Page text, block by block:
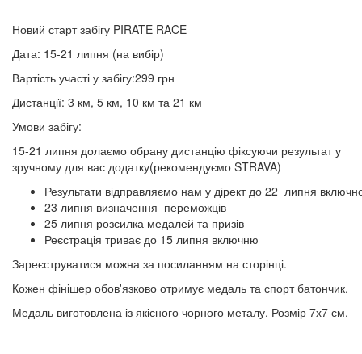
Новий старт забігу PIRATE RACE
Дата: 15-21 липня (на вибір)
Вартість участі у забігу:299 грн
Дистанції: 3 км, 5 км, 10 км та 21 км
Умови забігу:
15-21 липня долаємо обрану дистанцію фіксуючи результат у
зручному для вас додатку(рекомендуємо STRAVA)
Результати відправляємо нам у дірект до 22 липня
23 липня визначення переможців
25 липня розсилка медалей та призів
Реєстрація триває до 15 липня включню
Зареєструватися можна за посиланням на сторінці.
Кожен фінішер обов'язково отримує медаль та спорт батончик.
Медаль виготовлена із якісного чорного металу. Розмір 7х7 см.